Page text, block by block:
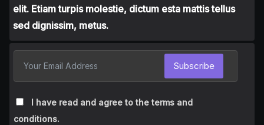
elit. Etiam turpis molestie, dictum esta mattis tellus
sed dignissim, metus.
I have read and agree to the terms and
conditions.
Subscribe